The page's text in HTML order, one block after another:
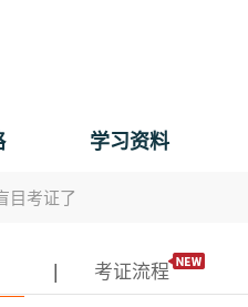
学习资料
目考证了
| 考证流程